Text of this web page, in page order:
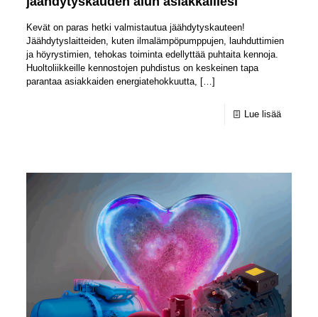
Kevät on paras hetki valmistautua jäähdytyskauteen!
Jäähdytyslaitteiden, kuten ilmalämpöpumppujen, lauhduttimien
ja höyrystimien, tehokas toiminta edellyttää puhtaita kennoja.
Huoltoliikkeille kennostojen puhdistus on keskeinen tapa
parantaa asiakkaiden energiatehokkuutta,
[…]
Lue lisää